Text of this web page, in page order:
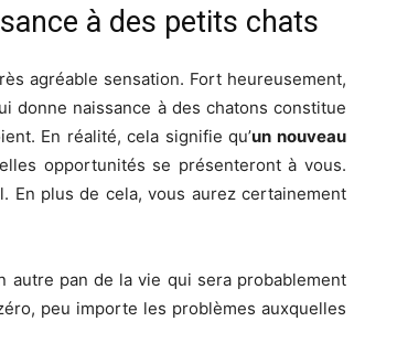
à des petits chats
agréable sensation. Fort heureusement,
donne naissance à des chatons constitue
En réalité, cela signifie qu’un nouveau
opportunités se présenteront à vous.
En plus de cela, vous aurez certainement
autre pan de la vie qui sera probablement
peu importe les problèmes auxquelles